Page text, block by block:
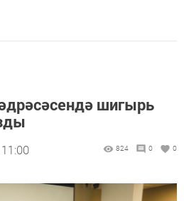
шигырь
824 0 0